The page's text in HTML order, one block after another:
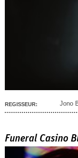
REGISSEUR: Jono
Funeral Casino